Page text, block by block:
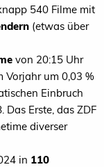
540 Filme mit
(etwas über
von 20:15 Uhr
Vorjahr um 0,03 %
Einbruch
Das Erste, das ZDF
diverser
in 110